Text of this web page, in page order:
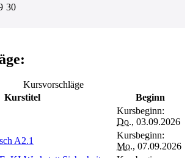
30
Kursvorschläge
Kurstitel
Beginn
Kursbeginn:
Do., 03.09.2026
A2.1
Kursbeginn:
Mo., 07.09.2026